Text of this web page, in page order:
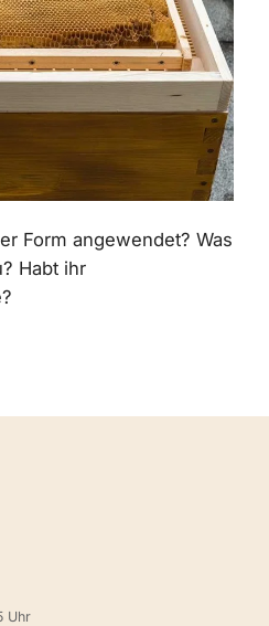
Form angewendet? Was
Habt ihr
Uhr